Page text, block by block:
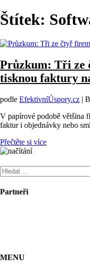
Štítek:
Průzkum: Tři ze
tisknou faktury
podle EfektivníÚspory.cz |
V papírové podobě většina
faktur i objednávky nebo
Přečtěte si více
Vyhledávání
Partneři
MENU